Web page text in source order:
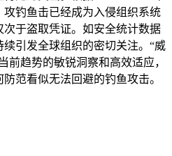
攻钓鱼击已经成为入侵组织系统
次于盗取凭证。如安全统计数据
引发全球组织的密切关注。“威
前趋势的敏锐洞察和高效适应，
范看似无法回避的钓鱼攻击。